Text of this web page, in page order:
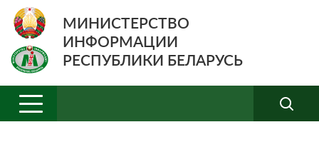
МИНИСТЕРСТВО
ИНФОРМАЦИИ
РЕСПУБЛИКИ БЕЛАРУСЬ